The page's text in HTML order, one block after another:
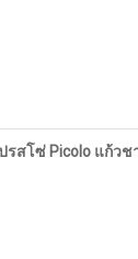
รสโซ่ Picolo แก้ว